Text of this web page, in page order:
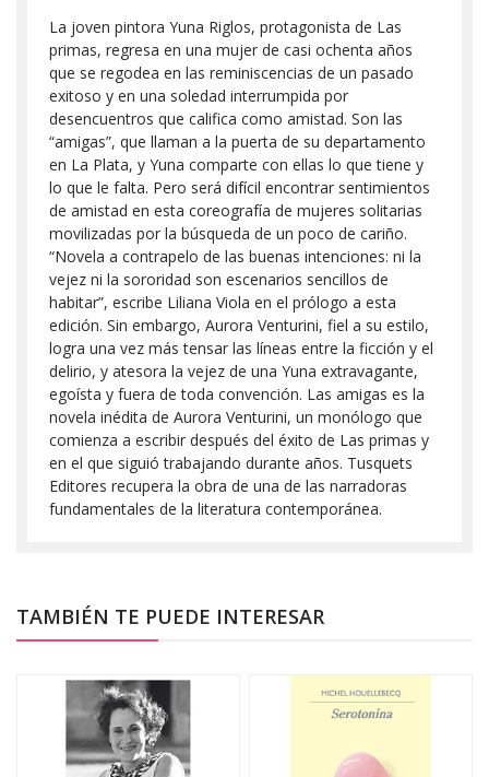
La joven pintora Yuna Riglos, protagonista de Las
primas, regresa en una mujer de casi ochenta años
que se regodea en las reminiscencias de un pasado
exitoso y en una soledad interrumpida por
desencuentros que califica como amistad. Son las
“amigas”, que llaman a la puerta de su departamento
en La Plata, y Yuna comparte con ellas lo que tiene y
lo que le falta. Pero será difícil encontrar sentimientos
de amistad en esta coreografía de mujeres solitarias
movilizadas por la búsqueda de un poco de cariño.
“Novela a contrapelo de las buenas intenciones: ni la
vejez ni la sororidad son escenarios sencillos de
habitar”, escribe Liliana Viola en el prólogo a esta
edición. Sin embargo, Aurora Venturini, fiel a su estilo,
logra una vez más tensar las líneas entre la ficción y el
delirio, y atesora la vejez de una Yuna extravagante,
egoísta y fuera de toda convención. Las amigas es la
novela inédita de Aurora Venturini, un monólogo que
comienza a escribir después del éxito de Las primas y
en el que siguió trabajando durante años. Tusquets
Editores recupera la obra de una de las narradoras
fundamentales de la literatura contemporánea.
TAMBIÉN TE PUEDE INTERESAR